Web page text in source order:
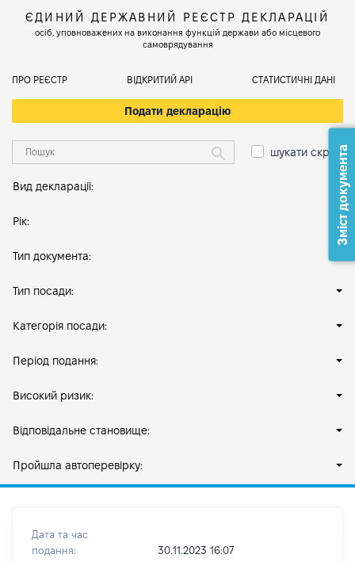
ЄДИНИЙ ДЕРЖАВНИЙ РЕЄСТР ДЕКЛАРАЦІЙ
осіб, уповноважених на виконання функцій держави або місцевого
самоврядування
ПРО РЕЄСТР ВІДКРИТИЙ АРІ СТАТИСТИЧНІ ДАНІ
Подати декларацію
шукати скрізь
Вид декларації:
Рік:
Тип документа:
Тип посади:
Категорія посади:
Період подання:
Високий ризик:
Відповідальне становище:
Пройшла автоперевірку:
Дата та час
подання:
30.11.2023 16:07
Зміст документа